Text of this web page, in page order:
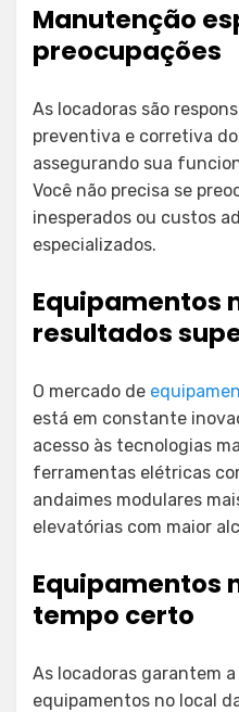
Manutenção
preocupações
As locadoras são
preventiva e corretiva
assegurando sua
Você não precisa se
inesperados ou custos
especializados.
Equipamentos
resultados
O mercado de
está em constante
acesso às tecnologias
ferramentas elétricas
andaimes modulares
elevatórias com maior
Equipamentos
tempo certo
As locadoras garantem
equipamentos no local